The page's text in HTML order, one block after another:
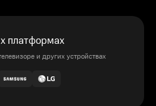
платформах
и других устройствах